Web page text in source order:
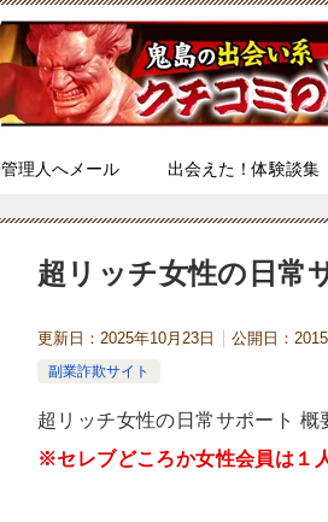
管理人へメール 出会えた！体験談集
超リッチ女性の日常
更新日： 2025年10月23日 公開日：
副業詐欺サイト
超リッチ女性の日常サポート 概
※セレブどころか女性会員は１